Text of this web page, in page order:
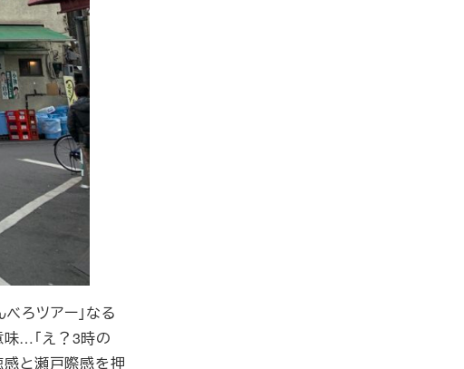
ろツアー」なる
味…「え？3時の
感と瀬戸際感を押